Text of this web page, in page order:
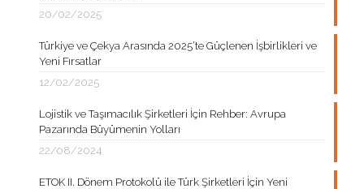
20/02/2025
Türkiye ve Çekya Arasında 2025’te Güçlenen İşbirlikleri ve
Yeni Fırsatlar
12/02/2025
Lojistik ve Taşımacılık Şirketleri İçin Rehber: Avrupa
Pazarında Büyümenin Yolları
22/08/2024
ETOK II. Dönem Protokolü ile Türk Şirketleri İçin Yeni